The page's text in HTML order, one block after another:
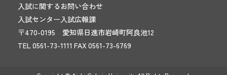
入試に関するお問い合わせ
入試センター入試広報課
〒470-0195 愛知県日進市岩崎町阿良池12
TEL 0561-73-1111 FAX 0561-73-6769